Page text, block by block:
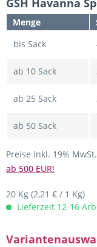
GSH Havanna
Menge
bis Sack
ab 10 Sack
ab 25 Sack
ab 50 Sack
Preise inkl. 19%
ab 500 EUR!
20 Kg (2,21 € / 1 Kg)
Lieferzeit 12-16